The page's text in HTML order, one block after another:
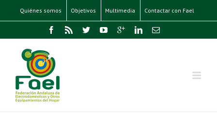
Quiénes somos Objetivos Multimedia Contactar con Fael